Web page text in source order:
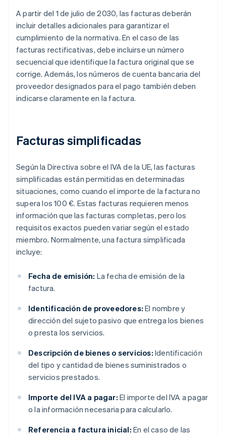
A partir del 1 de julio de 2030, las facturas deberán
incluir detalles adicionales para garantizar el
cumplimiento de la normativa. En el caso de las
facturas rectificativas, debe incluirse un número
secuencial que identifique la factura original que se
corrige. Además, los números de cuenta bancaria del
proveedor designados para el pago también deben
indicarse claramente en la factura.
Facturas simplificadas
Según la Directiva sobre el IVA de la UE, las facturas
simplificadas están permitidas en determinadas
situaciones, como cuando el importe de la factura no
supera los 100 €. Estas facturas requieren menos
información que las facturas completas, pero los
requisitos exactos pueden variar según el estado
miembro. Normalmente, una factura simplificada
incluye:
Fecha de emisión: La fecha de emisión de la
factura.
Identificación de proveedores: El nombre y
dirección del sujeto pasivo que entrega los bienes
o presta los servicios.
Descripción de bienes o servicios: Identificación
del tipo y cantidad de bienes suministrados o
servicios prestados.
Importe del IVA a pagar: El importe del IVA a pagar
o la información necesaria para calcularlo.
Referencia a factura inicial: En el caso de las